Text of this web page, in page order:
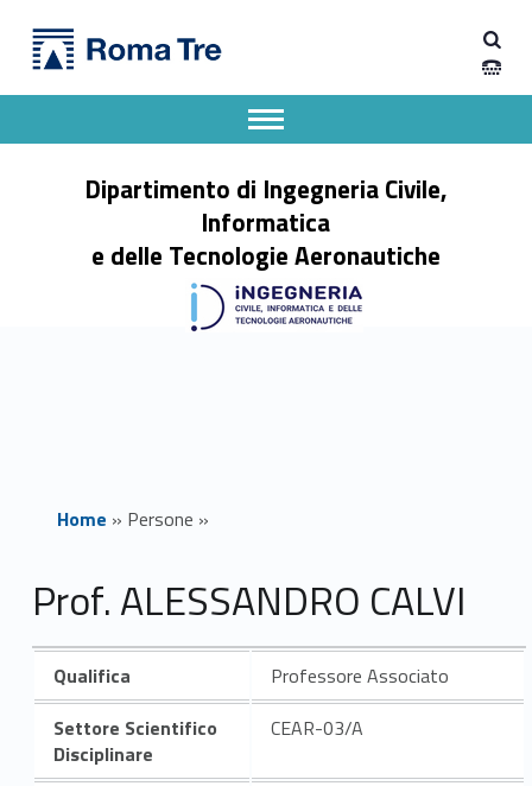
Prof. ALESSANDRO CALVI insegnamenti - Dipartimento di Ingegneria Civile, Informatica e delle Tecnologie Aeronautiche
Dipartimento di Ingegneria Civile,
Informatica
e delle Tecnologie Aeronautiche
Apri il menu secondario
Header info sidebar
Home » Persone »
Prof. ALESSANDRO CALVI
Qualifica
Professore Associato
Settore Scientifico
Disciplinare
CEAR-03/A